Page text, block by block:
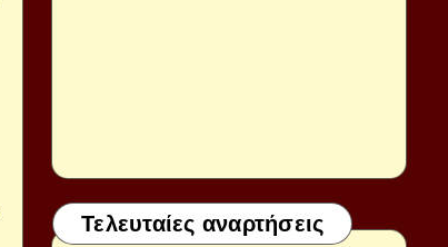
Τελευταίες αναρτήσεις